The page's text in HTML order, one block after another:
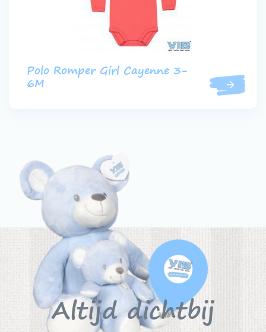
Polo Romper Girl Cayenne 3-
6M
Altijd dichtbij